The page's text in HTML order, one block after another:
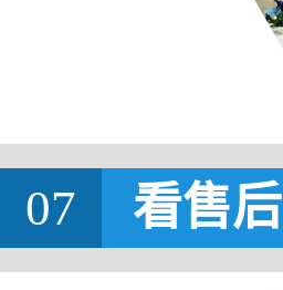
07 看售后